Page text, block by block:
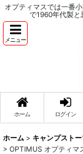
オプティマスでは一番
で1960年代製と
メニュー
ホーム ログイン
ホーム > キャンプストー
> OPTIMUS オプティマ